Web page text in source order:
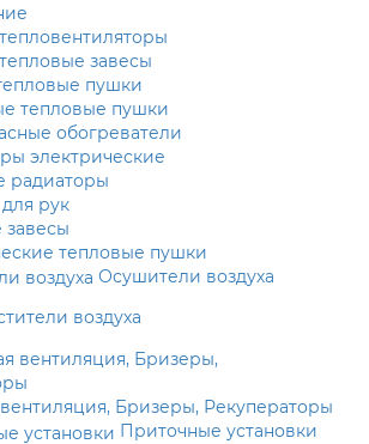
завесы
пушки
тепловые пушки
обогреватели
электрические
радиаторы
рук
завесы
тепловые пушки
Осушители воздуха
воздуха
Бризеры, Рекуператоры
Приточные установки